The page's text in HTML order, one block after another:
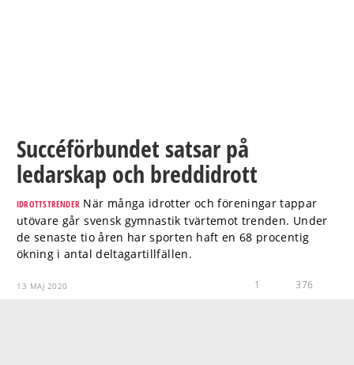
Succéförbundet satsar på
ledarskap och breddidrott
IDROTTSTRENDER När många idrotter och föreningar tappar
utövare går svensk gymnastik tvärtemot trenden. Under
de senaste tio åren har sporten haft en 68 procentig
ökning i antal deltagartillfällen.
13 MAJ 2020 1 376